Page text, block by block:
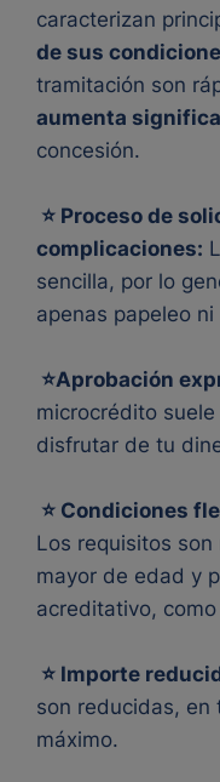
caracterizan
de sus
tramitación son
aumenta
concesión.
⭐ Proceso de
complicaciones:
sencilla, por lo
apenas papeleo
⭐Aprobación
microcrédito
disfrutar de tu
⭐ Condiciones
Los requisitos
mayor de edad y
acreditativo,
⭐ Importe
son reducidas, en
máximo.